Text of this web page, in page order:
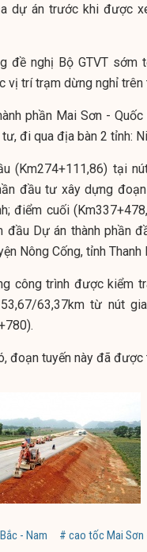
dự án trước khi được
đề nghị Bộ GTVT sớm
vị trí trạm dừng nghỉ
phần Mai Sơn -
đi qua địa bàn 2 tỉnh:
(Km274+111,86) tại
đầu tư xây dựng
điểm cuối
đầu Dự án thành phần
Nông Cống, tỉnh
công trình được kiểm
63,37km từ nút
đoạn tuyến này đã
- Nam # cao tốc Mai Sơn